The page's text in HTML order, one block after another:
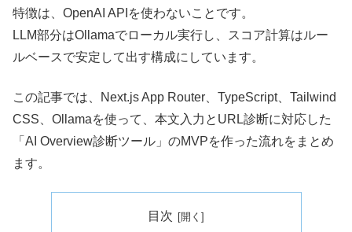
特徴は、OpenAI APIを使わないことです。
LLM部分はOllamaでローカル実行し、スコア計算はルー
ルベースで安定して出す構成にしています。
この記事では、Next.js App Router、TypeScript、Tailwind
CSS、Ollamaを使って、本文入力とURL診断に対応した
「AI Overview診断ツール」のMVPを作った流れをまとめ
ます。
目次